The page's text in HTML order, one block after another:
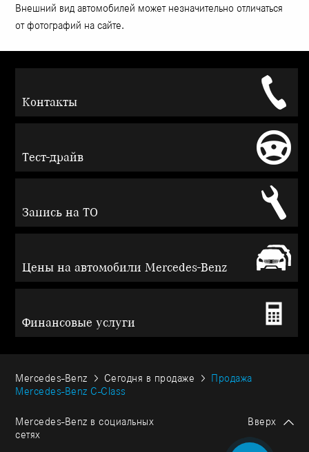
Внешний вид автомобилей может незначительно отличаться
от фотографий на сайте.
Контакты
Тест-драйв
Запись на ТО
Цены на автомобили Mercedes-Benz
Финансовые услуги
Mercedes-Benz Сегодня в продаже
Продажа
Mercedes-Benz С-Class
Mercedes-Benz в социальных
сетях
Вверх